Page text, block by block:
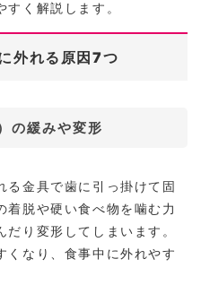
く解説します。
外れる原因7つ
の緩みや変形
る金具で歯に引っ掛けて固
着脱や硬い食べ物を噛む力
り変形してしまいます。
くなり、食事中に外れやす